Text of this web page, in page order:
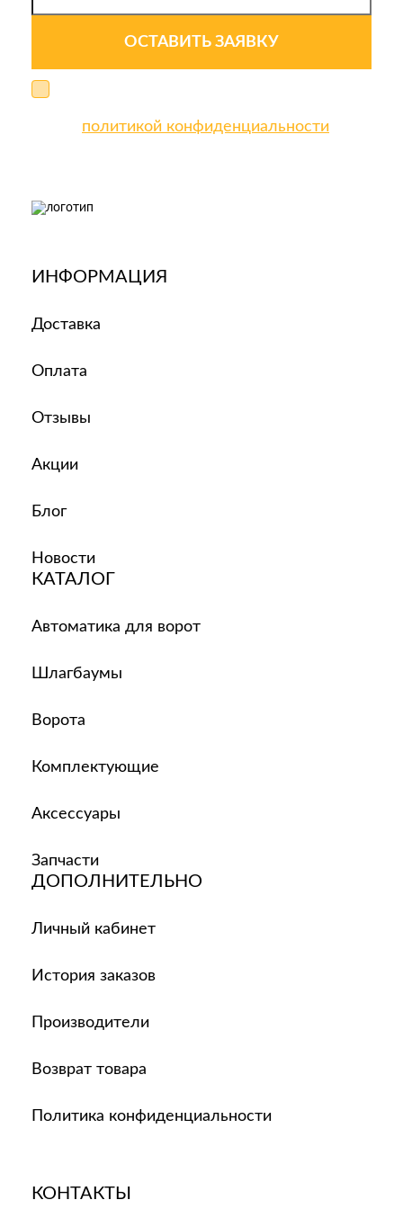
ОСТАВИТЬ ЗАЯВКУ
политикой конфиденциальности
ИНФОРМАЦИЯ
Доставка
Оплата
Отзывы
Акции
Блог
Новости
КАТАЛОГ
Автоматика для ворот
Шлагбаумы
Ворота
Комплектующие
Аксессуары
Запчасти
ДОПОЛНИТЕЛЬНО
Личный кабинет
История заказов
Производители
Возврат товара
Политика конфиденциальности
КОНТАКТЫ